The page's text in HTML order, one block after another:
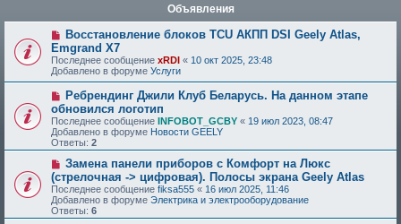
Объявления
Восстановление блоков TCU АКПП DSI Geely Atlas,
Emgrand X7
Последнее сообщение xRDI « 10 окт 2025, 23:48
Добавлено в форуме Услуги
Ребрендинг Джили Клуб Беларусь. На данном этапе
обновился логотип
Последнее сообщение INFOBOT_GCBY « 19 июл 2023, 08:47
Добавлено в форуме Новости GEELY
Ответы: 2
Замена панели приборов с Комфорт на Люкс
(стрелочная -> цифровая). Полосы экрана Geely Atlas
Последнее сообщение fiksa555 « 16 июл 2025, 11:46
Добавлено в форуме Электрика и электрооборудование
Ответы: 6